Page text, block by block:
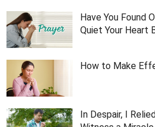
Have You Found
Quiet Your Heart
How to Make
In Despair, I